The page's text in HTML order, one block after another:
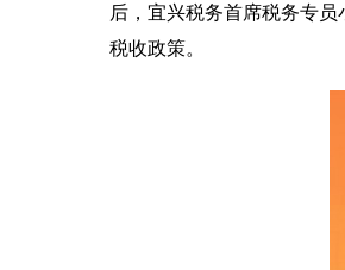
后，宜兴税务首席税务专
税收政策。